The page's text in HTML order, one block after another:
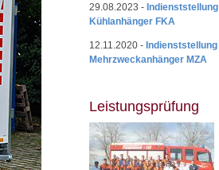
29.08.2023 - Indienststellung
Kühlanhänger FKA
12.11.2020 - Indienststellung
Mehrzweckanhänger MZA
Leistungsprüfung